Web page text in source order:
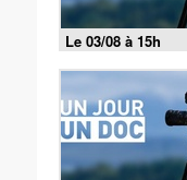
Le 03/08 à 15h